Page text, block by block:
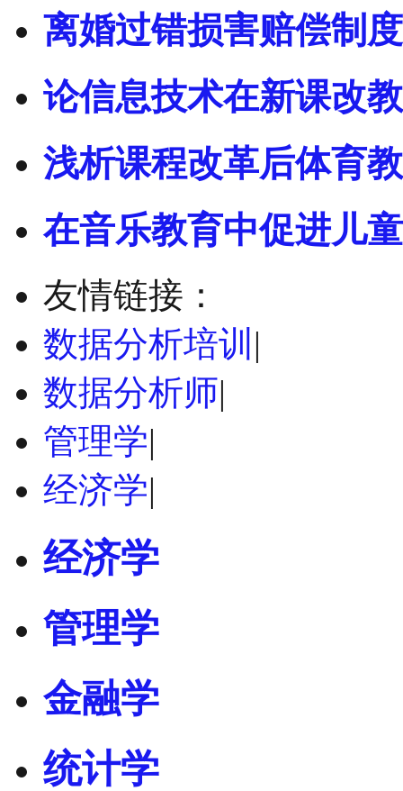
离婚过错损害赔偿制
论信息技术在新课改
浅析课程改革后体育
在音乐教育中促进儿
友情链接：
数据分析培训 |
数据分析师|
管理学|
经济学|
经济学
管理学
金融学
统计学